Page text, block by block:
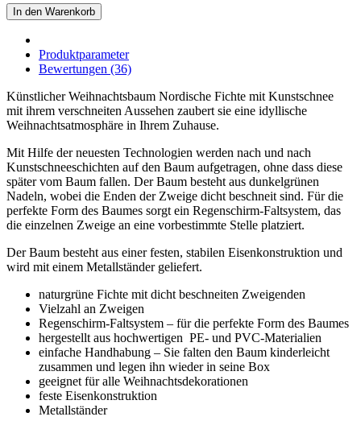
In den Warenkorb
Produktparameter
Bewertungen (36)
Künstlicher Weihnachtsbaum Nordische Fichte mit Kunstschnee
mit ihrem verschneiten Aussehen zaubert sie eine idyllische
Weihnachtsatmosphäre in Ihrem Zuhause.
Mit Hilfe der neuesten Technologien werden nach und nach
Kunstschneeschichten auf den Baum aufgetragen, ohne dass diese
später vom Baum fallen. Der Baum besteht aus dunkelgrünen
Nadeln, wobei die Enden der Zweige dicht beschneit sind. Für die
perfekte Form des Baumes sorgt ein Regenschirm-Faltsystem, das
die einzelnen Zweige an eine vorbestimmte Stelle platziert.
Der Baum besteht aus einer festen, stabilen Eisenkonstruktion und
wird mit einem Metallständer geliefert.
naturgrüne Fichte mit dicht beschneiten Zweigenden
Vielzahl an Zweigen
Regenschirm-Faltsystem – für die perfekte Form des Baumes
hergestellt aus hochwertigen PE- und PVC-Materialien
einfache Handhabung – Sie falten den Baum kinderleicht
zusammen und legen ihn wieder in seine Box
geeignet für alle Weihnachtsdekorationen
feste Eisenkonstruktion
Metallständer